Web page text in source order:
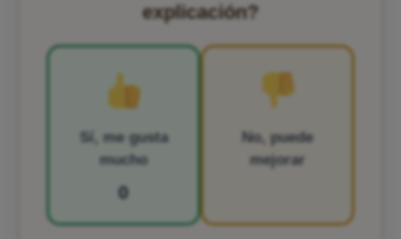
explicación?
Sí, me gusta
mucho
0
No, puede
mejorar